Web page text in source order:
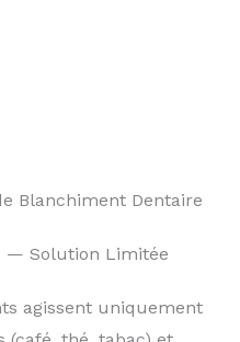
Blanchiment Dentaire
— Solution Limitée
agissent uniquement